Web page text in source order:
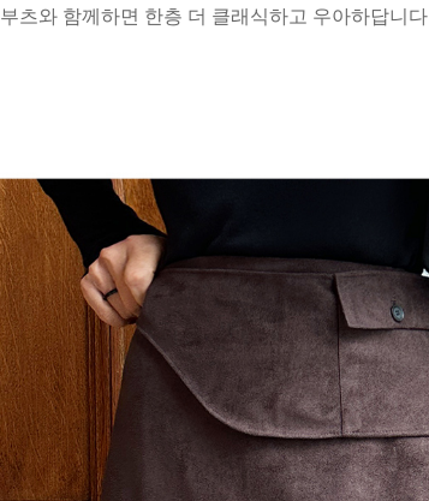
부츠와 함께하면 한층 더 클래식하고 우아하답니다